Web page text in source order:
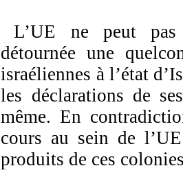
L’UE ne peut pas
détournée une
israéliennes à l’état
les déclarations de
même. En
cours au sein de
produits de ces